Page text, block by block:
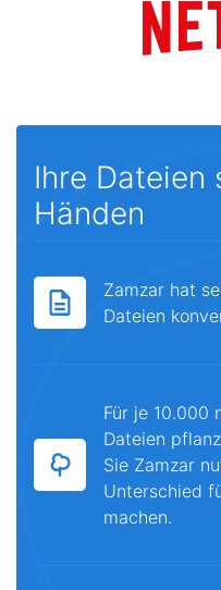
Ihre Dateien
Händen
Zamzar hat
Dateien
Für je 10.000
Dateien
Sie Zamzar
Unterschied
machen.